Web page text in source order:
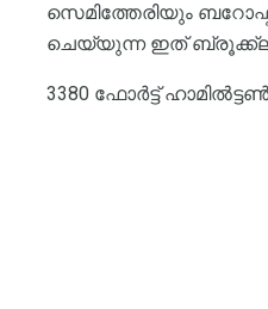
സെമിത്തേരിയും
ചെയ്യുന്ന ഇത്
3380 ഫോർട്ട്